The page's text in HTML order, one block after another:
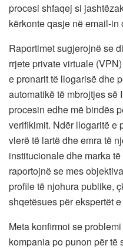
procesi shfaqej si
kërkonte qasje në email-in
Raportimet sugjerojnë se
rrjete private virtuale
e pronarit të llogarisë dhe
automatikë të mbrojtjes së
procesin edhe më bindës
verifikimit. Ndër llogaritë e
vlerë të lartë dhe emra të
institucionale dhe marka
raportojnë se mes
profile të njohura publike,
shqetësues për ekspertët
Meta konfirmoi se
kompania po punon për të